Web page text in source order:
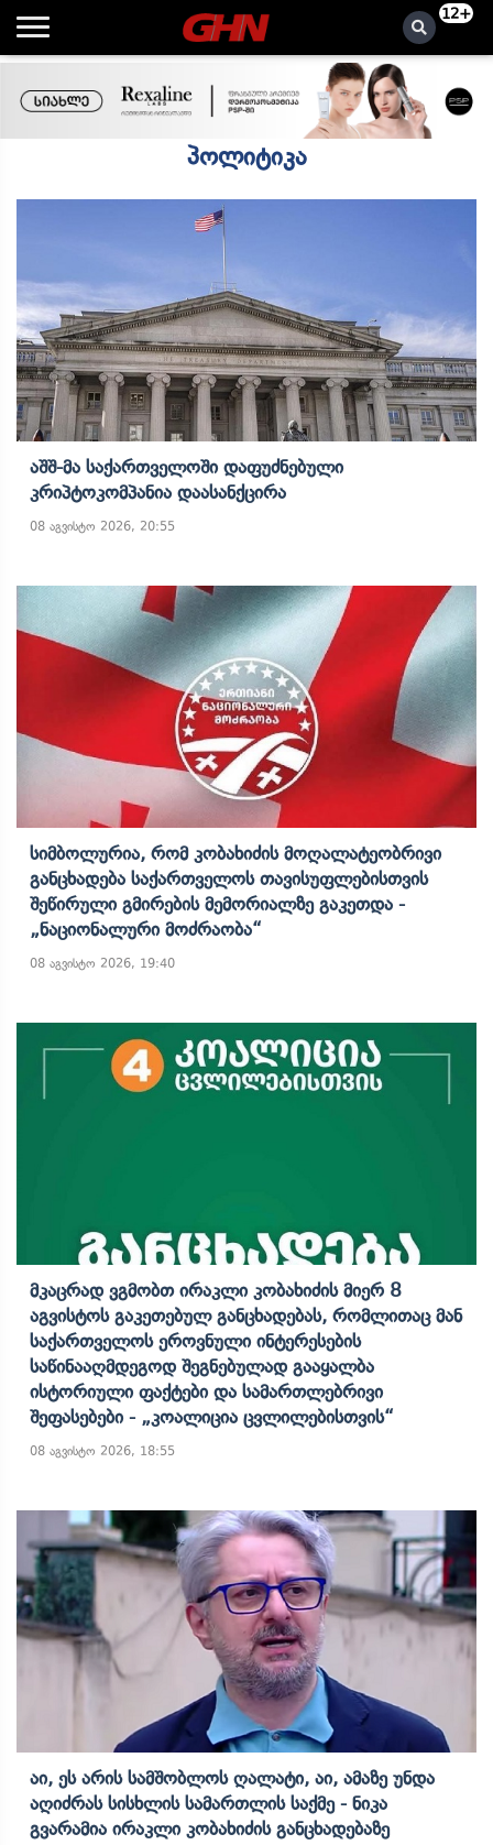
12+
პოლიტიკა
Აშშ-Მა Საქართველოში Დაფუძნებული
Კრიპტოკომპანია Დაასანქცირა
08 აგვისტო 2026, 20:55
Სიმბოლურია, Რომ Კობახიძის Მოღალატეობრივი
Განცხადება Საქართველოს Თავისუფლებისთვის
Შეწირული Გმირების Მემორიალზე Გაკეთდა -
„ნაციონალური Მოძრაობა“
08 აგვისტო 2026, 19:40
Მკაცრად Ვგმობთ Ირაკლი Კობახიძის Მიერ 8
Აგვისტოს Გაკეთებულ Განცხადებას, Რომლითაც Მან
Საქართველოს Ეროვნული Ინტერესების
Საწინააღმდეგოდ Შეგნებულად Გააყალბა
Ისტორიული Ფაქტები Და Სამართლებრივი
Შეფასებები - „კოალიცია Ცვლილებისთვის“
08 აგვისტო 2026, 18:55
Აი, Ეს Არის Სამშობლოს Ღალატი, Აი, Ამაზე Უნდა
Აღიძრას Სისხლის Სამართლის Საქმე - Ნიკა
Გვარამია Ირაკლი Კობახიძის Განცხადებაზე